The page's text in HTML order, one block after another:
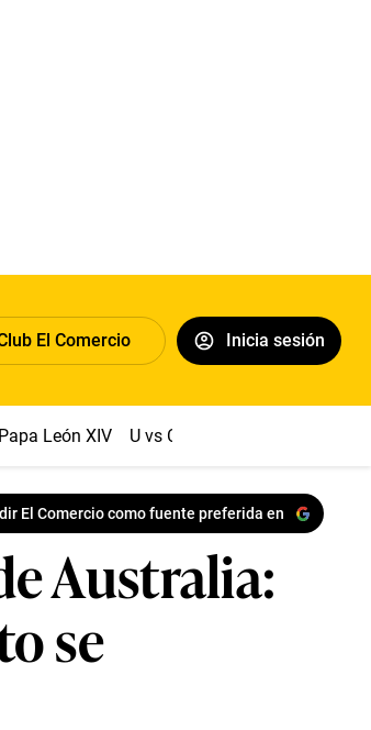
El Comercio Inicia sesión
Papa León XIV U vs Cristal
El Comercio como fuente preferida en
Australia:
se